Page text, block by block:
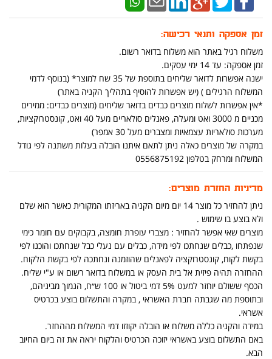
זמן אספקה ותנאי רכישה:
משלוח רגיל באתר הוא משלוח בדואר רשום.
זמן אספקה: עד 14 ימי עסקים.
ישנה אפשרות לדואר שליחים בתוספת של 35 שח למוצר* (בנוסף לדמי
המשלוח הרגילים ) (יש אפשרות להוסיף בתהליך הקניה באתר)
*אין אפשרות לשלוח מוצרים כבדים בדואר שליחים (מוצרים כבדים: ממירים
מכניים מ 3000 ואט ומעלה, פאנלים סולאריים מעל 40 ואט, קונסטרוקציות,
מערכות סולאריות עצמאיות ומצברים מעל 30 אמפר)
במקרה של מוצרים כאלה ניתן לתאם איתנו הובלה בעלות משתנה לפי גודל
המשלוח ומרחק בטלפון 0556875192
מדיניות החזרת מוצרים:
ניתן להחזיר כל מוצר 14 יום מיום הקניה באריזתו המקורית כאשר הוא שלם
ולא בוצע בו שימוש .
מוצרים שאי אפשר להחזיר : מצברי עופרת חומצה, בקבוקים עם חומר כימי
שנפתחו ,כבלים שנחתכו לפי מידה, כבלים עם נעלי כבל שנחתכו והוכנו לפי
בקשת לקוח, קונסטרוקציה לפאנלים שהוזמנה ונחתכה לפי בקשת הלקוח.
ההחזרה תהיה פיזית אל בית העסק או במשלוח בדואר רשום או ע"י שליח.
הכסף ששולם יוחזר למעט 5% דמי ביטול או 100 ש״ח, הנמוך מביניהם,
ובתוספת מה שגבתה חברת האשראי , במקרה והתשלום בוצע בכרטיס
אשראי.
במידה והקניה כללה משלוח או הובלה יקוזזו דמי המשלוח מההחזר.
באם התשלום בוצע באשראי יזוכה הכרטיס והלקוח יראה את זה ביום החיוב
הבא.